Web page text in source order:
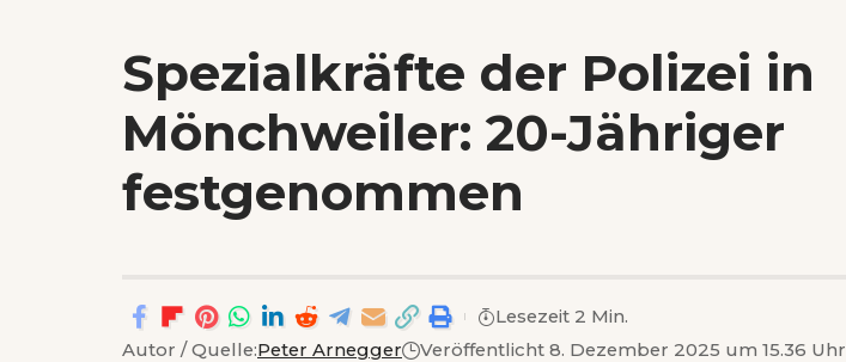
Spezialkräfte der Polizei in
Mönchweiler: 20-Jähriger
festgenommen
Autor / Quelle:Peter Arnegger
Veröffentlicht 8. Dezember 2025 um 15.36 Uhr
Lesezeit 2 Min.